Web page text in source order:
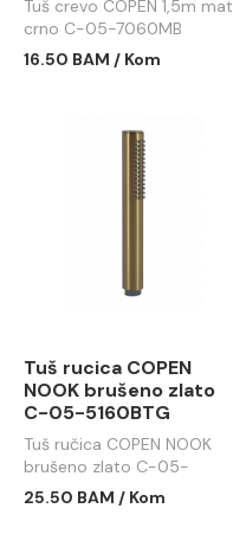
Tuš crevo COPEN 1,5m mat
crno C-05-7060MB
16.50 BAM / Kom
Tuš rucica COPEN
NOOK brušeno zlato
C-05-5160BTG
Tuš ručica COPEN NOOK
brušeno zlato C-05-
5160BTG
25.50 BAM / Kom